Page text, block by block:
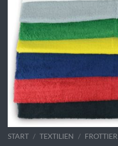
START / TEXTILIEN / FROTTIER